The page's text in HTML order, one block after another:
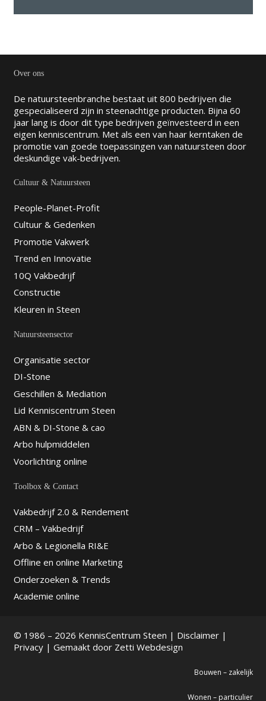
Over ons
De natuursteenbranche bestaat uit 800 bedrijven die
gespecialiseerd zijn in steenachtige producten. Bijna 60
jaar lang is door dit type bedrijven geïnvesteerd in een
eigen kenniscentrum. Met als een van haar kerntaken de
promotie van goede toepassingen van natuursteen door
deskundige vak-bedrijven.
Cultuur & Natuursteen
People-Planet-Profit
Cultuur & Gedenken
Promotie Vakwerk
Trend en Innovatie
10Q Vakbedrijf
Constructie
Kleuren in Steen
Natuursteensector
Organisatie sector
DI-Stone
Geschillen & Mediation
Lid Kenniscentrum Steen
ABN & DI-Stone & cao
Arbo hulpmiddelen
Voorlichting online
Toolbox & Contact
Vakbedrijf 2.0 & Rendement
CRM – Vakbedrijf
Arbo & Legionella RI&E
Offline en online Marketing
Onderzoeken & Trends
Academie online
© 1986 – 2026 KennisCentrum Steen | Disclaimer|
Privacy| Gemaakt door Zetti Webdesign
Bouwen – zakelijk
Wonen – particulier